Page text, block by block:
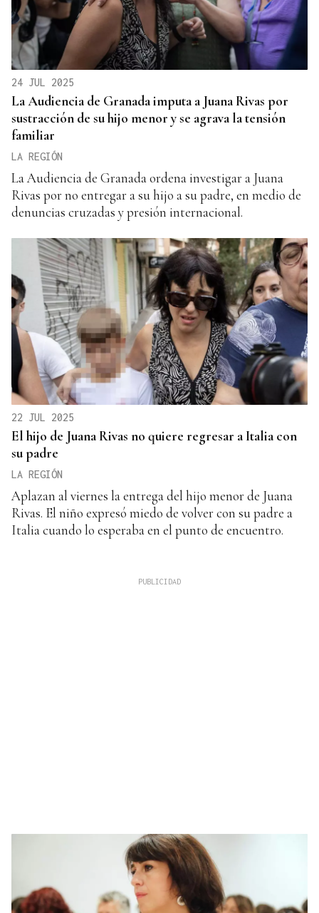
24 JUL 2025
La Audiencia de Granada imputa a Juana Rivas por
sustracción de su hijo menor y se agrava la tensión
familiar
LA REGIÓN
La Audiencia de Granada ordena investigar a Juana
Rivas por no entregar a su hijo a su padre, en medio de
denuncias cruzadas y presión internacional.
22 JUL 2025
El hijo de Juana Rivas no quiere regresar a Italia con
su padre
LA REGIÓN
Aplazan al viernes la entrega del hijo menor de Juana
Rivas. El niño expresó miedo de volver con su padre a
Italia cuando lo esperaba en el punto de encuentro.